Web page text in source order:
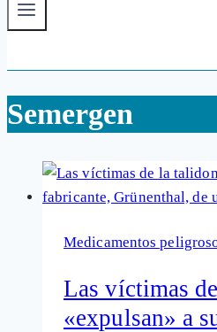
Semergen
Medicamentos
Las víctimas
«expulsan» a